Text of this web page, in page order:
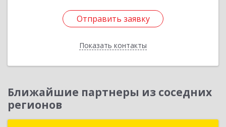
Отправить заявку
Показать контакты
Отправить заявку
Назад
Ближайшие партнеры из соседних
регионов